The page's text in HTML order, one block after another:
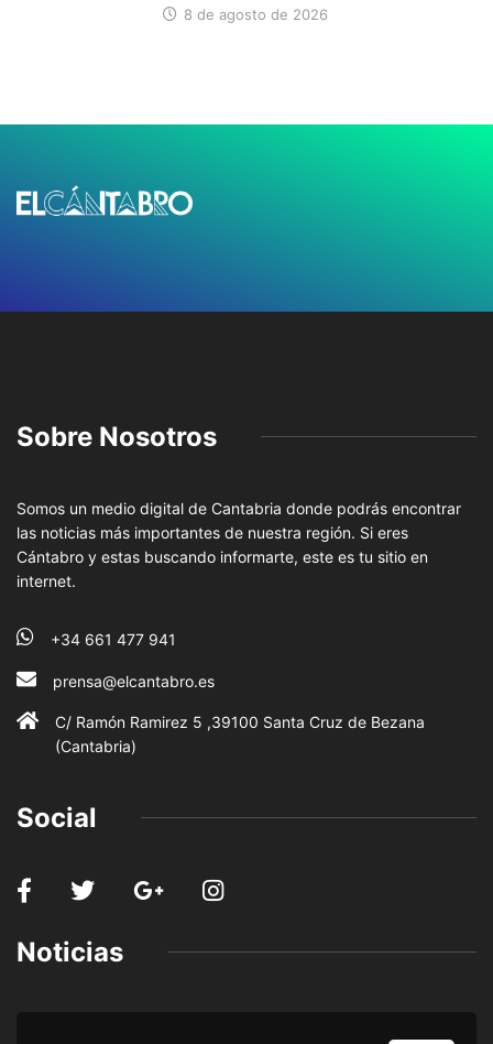
8 de agosto de 2026
Sobre Nosotros
Somos un medio digital de Cantabria donde podrás encontrar
las noticias más importantes de nuestra región. Si eres
Cántabro y estas buscando informarte, este es tu sitio en
internet.
+34 661 477 941
prensa@elcantabro.es
C/ Ramón Ramirez 5 ,39100 Santa Cruz de Bezana
(Cantabria)
Social
Noticias